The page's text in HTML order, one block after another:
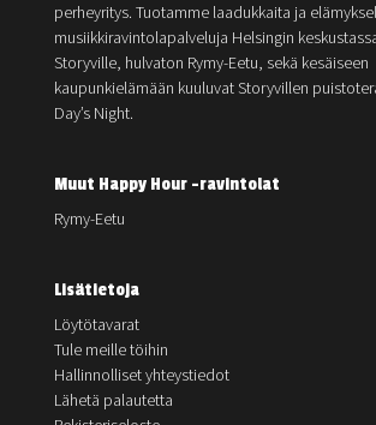
perheyritys. Tuotamme laadukkaita ja
musiikkiravintolapalveluja Helsingin
Storyville, hulvaton Rymy-Eetu, sekä kesäiseen
kaupunkielämään kuuluvat Storyvillen
Day’s Night.
Muut Happy Hour -ravintolat
Rymy-Eetu
Lisätietoja
Löytötavarat
Tule meille töihin
Hallinnolliset yhteystiedot
Lähetä palautetta